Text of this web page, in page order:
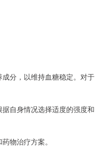
分，以维持血糖稳定。对于
自身情况选择适度的强度和
物治疗方案。